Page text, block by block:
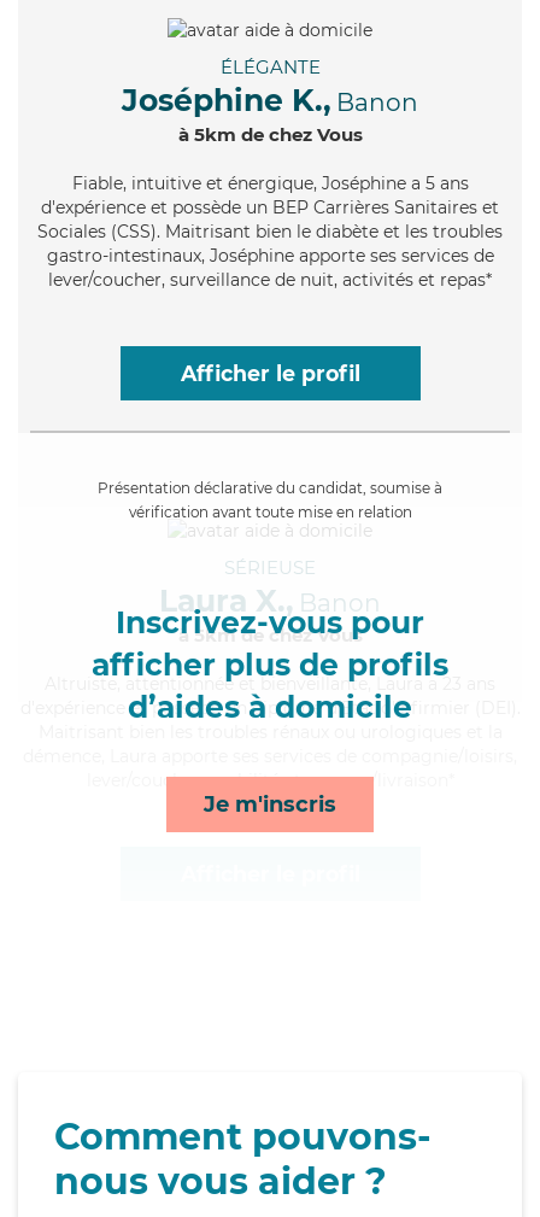
ÉLÉGANTE
Joséphine K., Banon
à 5km de chez Vous
Fiable, intuitive et énergique, Joséphine a 5 ans
d'expérience et possède un BEP Carrières Sanitaires et
Sociales (CSS). Maitrisant bien le diabète et les troubles
gastro-intestinaux, Joséphine apporte ses services de
lever/coucher, surveillance de nuit, activités et repas*
Afficher le profil
Présentation déclarative du candidat, soumise à
vérification avant toute mise en relation
Inscrivez-vous pour
afficher plus de profils
d’aides à domicile
Je m'inscris
SÉRIEUSE
Laura X., Banon
à 5km de chez Vous
, attentionnée et bienveillante, Laura a 23 ans
d'expérience et possède un diplôme d'Etat d'infirmier (DEI).
lever/coucher, mobilité et courses/livraison*
Comment pouvons-
nous vous aider ?